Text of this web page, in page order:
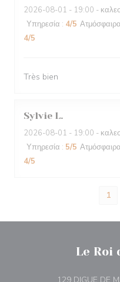
2026-08-01 - 19:00 -
Υπηρεσία : 4/5 Ατμόσφαιρα
4/5
Très bien
Sylvie L
2026-08-01 - 19:00 -
Υπηρεσία : 5/5 Ατμόσφαιρα
4/5
1
Le Roi